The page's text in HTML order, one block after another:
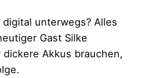
unterwegs? Alles
Gast Silke
Akkus brauchen,